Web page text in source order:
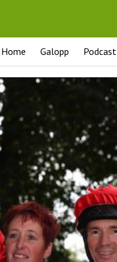
Home Galopp Podcast